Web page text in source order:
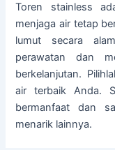
Toren stainless
menjaga air tetap
lumut secara
perawatan dan
berkelanjutan.
air terbaik Anda.
bermanfaat dan
menarik lainnya.